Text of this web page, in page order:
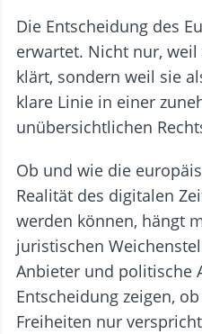
Die Entscheidung des
erwartet. Nicht nur,
klärt, sondern weil sie
klare Linie in einer
unübersichtlichen
Ob und wie die
Realität des digitalen
werden können, hängt
juristischen
Anbieter und politische
Entscheidung zeigen,
Freiheiten nur